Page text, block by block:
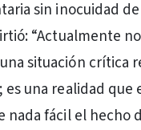
sin inocuidad
“Actualmente
situación crítica
una realidad que
nada fácil el hecho